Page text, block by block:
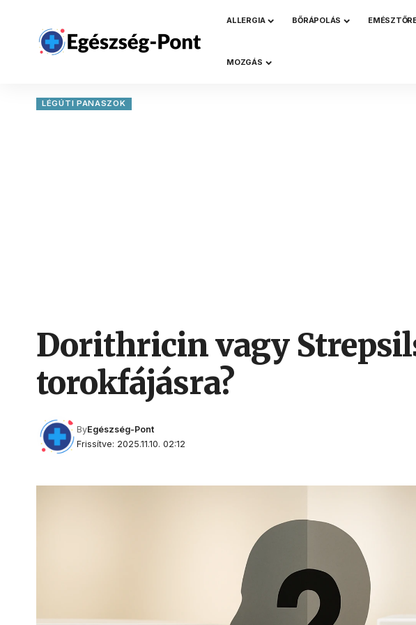
ALLERGIA BŐRÁPOLÁS
MOZGÁS
LÉGÚTI PANASZOK
Dorithricin vagy
torokfájásra?
Frissítve: 2025.11.10. 02:12
ByEgészség-Pont